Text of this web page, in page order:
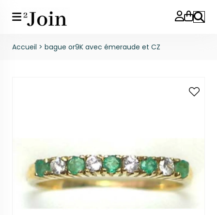
Accueil > bague or9K avec émeraude et CZ